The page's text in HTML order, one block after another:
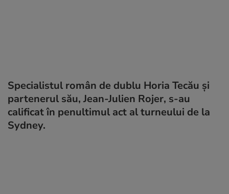
Specialistul român de dublu Horia Tecău și
partenerul său, Jean-Julien Rojer, s-au
calificat în penultimul act al turneului de la
Sydney.